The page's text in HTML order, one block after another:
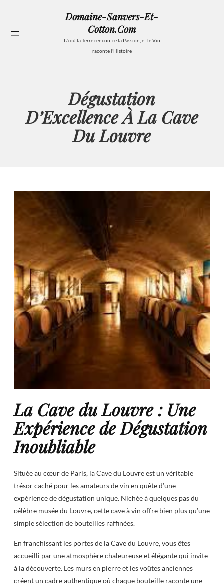
contenu
Domaine-Sanvers-Et-
Cotton.com
Là où la Terre rencontre la Passion, et le Vin
raconte l'Histoire
Dégustation
D’Excellence À La Cave
Du Louvre
La Cave du Louvre : Une
Expérience de Dégustation
Inoubliable
Située au cœur de Paris, la Cave du Louvre est un véritable
trésor caché pour les amateurs de vin en quête d’une
expérience de dégustation unique. Nichée à quelques pas du
célèbre musée du Louvre, cette cave à vin offre bien plus qu’une
simple sélection de bouteilles raffinées.
En franchissant les portes de la Cave du Louvre, vous êtes
accueilli par une atmosphère chaleureuse et élégante qui invite
à la découverte. Les murs en pierre et les voûtes anciennes
créent un cadre authentique où chaque bouteille raconte une